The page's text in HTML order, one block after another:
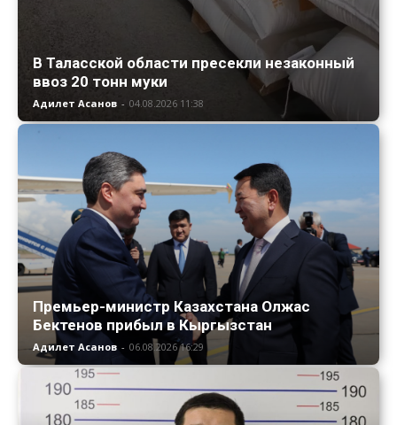
В Таласской области пресекли незаконный
ввоз 20 тонн муки
Адилет Асанов - 04.08.2026 11:38
Премьер-министр Казахстана Олжас
Бектенов прибыл в Кыргызстан
Адилет Асанов - 06.08.2026 16:29